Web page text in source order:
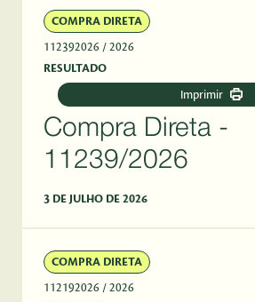
COMPRA DIRETA
112392026 / 2026
RESULTADO
Imprimir
Compra Direta -
11239/2026
3 DE JULHO DE 2026
COMPRA DIRETA
112192026 / 2026